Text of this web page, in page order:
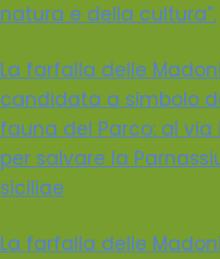
natura e della cultura”.
La farfalla delle
candidata a simbolo
fauna del Parco: al via
per salvare la
siciliae
La farfalla delle